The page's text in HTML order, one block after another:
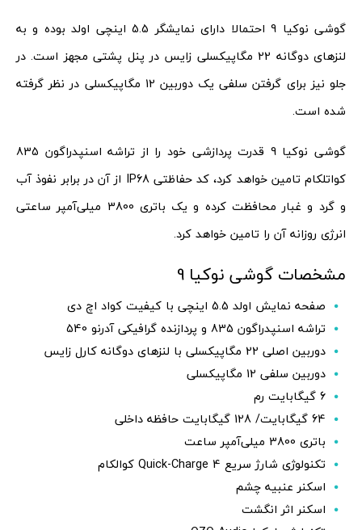
گوشی نوکیا 9 احتمالا دارای نمایشگر 5.5 اینچی اولد بوده و به
لنزهای دوگانه 22 مگاپیکسلی زایس در پنل پشتی مجهز است. در
جلو نیز برای گرفتن سلفی یک دوربین 12 مگاپیکسلی در نظر گرفته
شده است.
گوشی نوکیا 9 قدرت پردازشی خود را از تراشه اسنپدراگون 835
کواتلکام تامین خواهد کرد، کد حفاظتی IP68 از آن در برابر نفوذ آب
و گرد و غبار محافظت کرده و یک باتری 3800 میلی‌آمپر ساعتی
انرژی روزانه آن را تامین خواهد کرد.
مشخصات گوشی نوکیا 9
صفحه نمایش اولد 5.5 اینچی با کیفیت کواد اچ دی
تراشه اسنپدراگون 835 و پردازنده گرافیکی آدرنو 540
دوربین اصلی 22 مگاپیکسلی با لنزهای دوگانه کارل زایس
دوربین سلفی 12 مگاپیکسلی
6 گیگابایت رم
64 گیگابایت/ 128 گیگابایت حافظه داخلی
باتری 3800 میلی‌آمپر ساعت
تکنولوژی شارژ سریع Quick-Charge 4 کوالکام
اسکنر عنبیه چشم
اسکنر اثر انگشت